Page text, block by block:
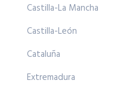
Castilla-La Mancha
Castilla-León
Cataluña
Extremadura